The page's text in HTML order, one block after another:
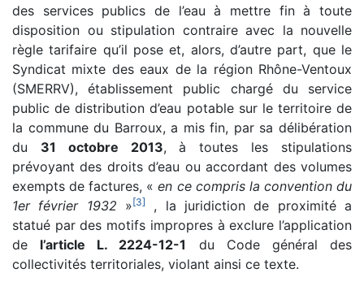
des services publics de l’eau à mettre fin à toute
disposition ou stipulation contraire avec la nouvelle
règle tarifaire qu’il pose et, alors, d’autre part, que le
Syndicat mixte des eaux de la région Rhône-Ventoux
(SMERRV), établissement public chargé du service
public de distribution d’eau potable sur le territoire de
la commune du Barroux, a mis fin, par sa délibération
du 31 octobre 2013, à toutes les stipulations
prévoyant des droits d’eau ou accordant des volumes
exempts de factures, «en ce compris la convention du
1er février 1932 »[3]
, la juridiction de proximité a
statué par des motifs impropres à exclure l’application
de l’article L. 2224-12-1
du Code général des
collectivités territoriales, violant ainsi ce texte.